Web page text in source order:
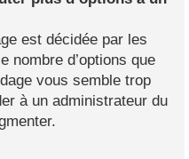
est décidée par les
nombre d’options que
vous semble trop
à un administrateur du